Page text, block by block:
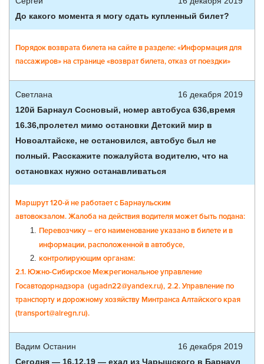
До какого момента я могу сдать купленный билет?
Порядок возврата билета на сайте в разделе: «Информация для
пассажиров» на странице «возврат билета, отказ от поездки»
Светлана
16 декабря 2019
120й Барнаул Сосновый, номер автобуса 636,время
16.36,пролетел мимо остановки Детский мир в
Новоалтайске, не остановился, автобус был не
полный. Расскажите пожалуйста водителю, что на
остановках нужно останавливаться
Маршрут 120-й не работает с Барнаульским
автовокзалом.Жалоба на действия водителя может быть подана:
Перевозчику – его наименование указано в билете и в
информации, расположенной в автобусе,
контролирующим органам:
2.1. Южно-Сибирское Межрегиональное управление
Госавтодорнадзора (ugadn22@yandex.ru), 2.2. Управление по
транспорту и дорожному хозяйству Минтранса Алтайского края
(transport@alregn.ru).
Вадим Останин
16 декабря 2019
Сегодня — 16.12.19 — ехал из Чарышского в Барнаул